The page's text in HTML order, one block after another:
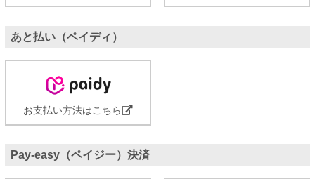
あと払い（ペイディ）
お支払い方法はこちら
Pay-easy（ペイジー）決済